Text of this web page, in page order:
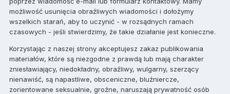
możliwość usunięcia obraźliwych wiadomości i dołożymy
wszelkich starań, aby to uczynić - w rozsądnych ramach
czasowych - jeśli stwierdzimy, że takie działanie jest konieczne.
Korzystając z naszej strony akceptujesz zakaz publikowania
materiałów, które są niezgodne z prawdą lub mają charakter
zniesławiający, niedokładny, obraźliwy, wulgarny, szerzący
nienawiść, są napastliwe, obsceniczne, bluźniercze,
zorientowane seksualnie, groźne, naruszają prywatność osób